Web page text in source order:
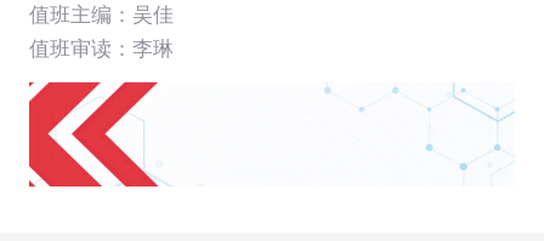
值班主编： 吴佳
值班审读：李琳